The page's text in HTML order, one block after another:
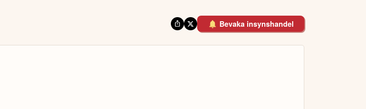
Bevaka insynshandel